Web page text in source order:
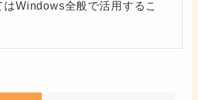
はWindows全般で活用するこ